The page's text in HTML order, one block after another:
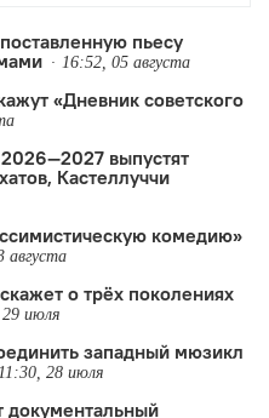
пьесу
16:52, 05 августа
«Дневник советского
выпустят
Кастеллуччи
комедию»
августа
о трёх поколениях
июля
западный мюзикл
11:30, 28 июля
документальный